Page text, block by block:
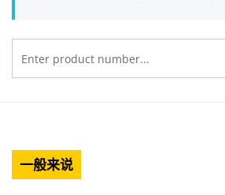
一般来说